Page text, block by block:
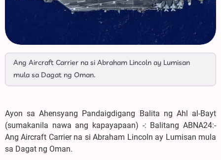
Ang Aircraft Carrier na si Abraham Lincoln ay Lumisan
mula sa Dagat ng Oman.
Ayon sa Ahensyang Pandaigdigang Balita ng Ahl al-Bayt
(sumakanila nawa ang kapayapaan) -: Balitang ABNA24:-
Ang Aircraft Carrier na si Abraham Lincoln ay Lumisan mula
sa Dagat ng Oman.